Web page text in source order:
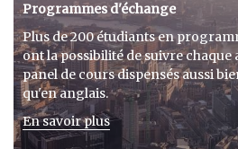
Programmes d'échange
Plus de 200 étudiants en
ont la possibilité de suivre chaque
panel de cours dispensés aussi
qu'en anglais.
En savoir plus